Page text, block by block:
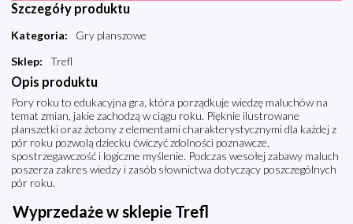
Szczegóły produktu
Kategoria:
Gry planszowe
Sklep: Trefl
Opis produktu
Pory roku to edukacyjna gra, która porządkuje wiedzę maluchów na
temat zmian, jakie zachodzą w ciągu roku. Pięknie ilustrowane
planszetki oraz żetony z elementami charakterystycznymi dla każdej z
pór roku pozwolą dziecku ćwiczyć zdolności poznawcze,
spostrzegawczość i logiczne myślenie. Podczas wesołej zabawy maluch
poszerza zakres wiedzy i zasób słownictwa dotyczący poszczególnych
pór roku.
Wyprzedaże w sklepie Trefl